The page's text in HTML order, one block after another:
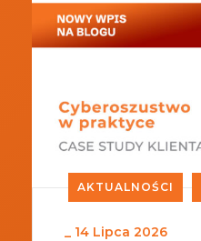
AKTUALNOŚCI
_ 14 Lipca 2026